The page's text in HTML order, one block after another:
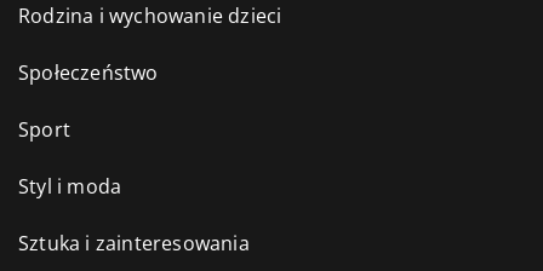
Rodzina i wychowanie dzieci
Społeczeństwo
Sport
Styl i moda
Sztuka i zainteresowania